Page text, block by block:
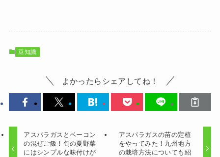
豆知識
よかったらシェアしてね！
アスパラガスとベーコン
の混ぜご飯！旬の夏野菜
にはシンプルな味付けが
アスパラガスの苗の定植
をやってみた！九州地方
の栽培方法についても紹